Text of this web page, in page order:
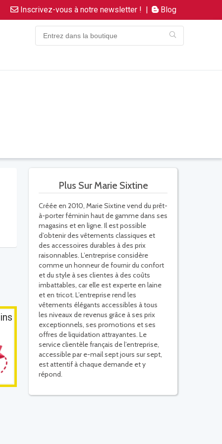
Inscrivez-vous à notre newsletter ! | Blog
Plus Sur Marie Sixtine
Créée en 2010, Marie Sixtine vend du prêt-
à-porter féminin haut de gamme dans ses
magasins et en ligne. Il est possible
d’obtenir des vêtements classiques et
des accessoires durables à des prix
raisonnables. L’entreprise considère
comme un honneur de fournir du confort
et du style à ses clientes à des coûts
imbattables, car elle est experte en laine
et en tricot. L’entreprise rend les
vêtements élégants accessibles à tous
les niveaux de revenus grâce à ses prix
exceptionnels, ses promotions et ses
offres de liquidation attrayantes. Le
service clientèle français de l’entreprise,
accessible par e-mail sept jours sur sept,
est attentif à chaque demande et y
répond.